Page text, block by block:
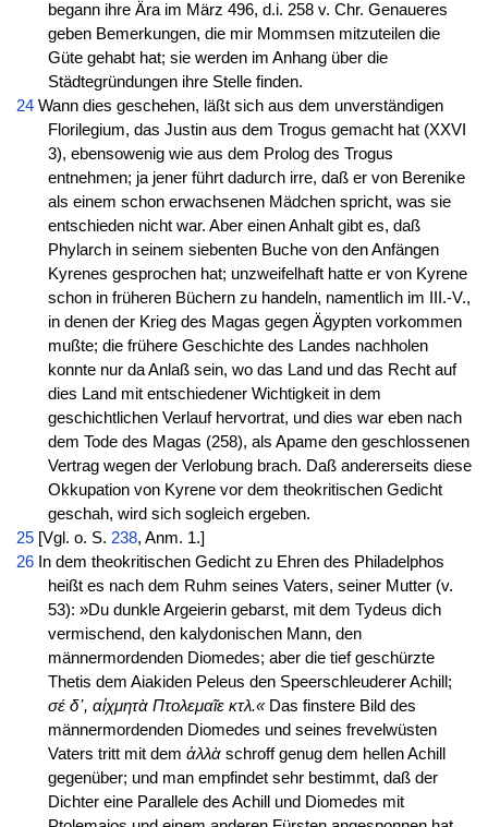
begann ihre Ära im März 496, d.i. 258 v. Chr. Genaueres
geben Bemerkungen, die mir Mommsen mitzuteilen die
Güte gehabt hat; sie werden im Anhang über die
Städtegründungen ihre Stelle finden.
24Wann dies geschehen, läßt sich aus dem unverständigen
Florilegium, das Justin aus dem Trogus gemacht hat (XXVI
3), ebensowenig wie aus dem Prolog des Trogus
entnehmen; ja jener führt dadurch irre, daß er von Berenike
als einem schon erwachsenen Mädchen spricht, was sie
entschieden nicht war. Aber einen Anhalt gibt es, daß
Phylarch in seinem siebenten Buche von den Anfängen
Kyrenes gesprochen hat; unzweifelhaft hatte er von Kyrene
schon in früheren Büchern zu handeln, namentlich im III.-V.,
in denen der Krieg des Magas gegen Ägypten vorkommen
mußte; die frühere Geschichte des Landes nachholen
konnte nur da Anlaß sein, wo das Land und das Recht auf
dies Land mit entschiedener Wichtigkeit in dem
geschichtlichen Verlauf hervortrat, und dies war eben nach
dem Tode des Magas (258), als Apame den geschlossenen
Vertrag wegen der Verlobung brach. Daß andererseits diese
Okkupation von Kyrene vor dem theokritischen Gedicht
geschah, wird sich sogleich ergeben.
25[Vgl. o. S. 238, Anm. 1.]
26In dem theokritischen Gedicht zu Ehren des Philadelphos
heißt es nach dem Ruhm seines Vaters, seiner Mutter (v.
53): »Du dunkle Argeierin gebarst, mit dem Tydeus dich
vermischend, den kalydonischen Mann, den
männermordenden Diomedes; aber die tief geschürzte
Thetis dem Aiakiden Peleus den Speerschleuderer Achill;
σέ δ᾽, αἰχμητὰ Πτολεμαῖε κτλ.«Das finstere Bild des
männermordenden Diomedes und seines frevelwüsten
Vaters tritt mit dem ἀλλὰschroff genug dem hellen Achill
gegenüber; und man empfindet sehr bestimmt, daß der
Dichter eine Parallele des Achill und Diomedes mit